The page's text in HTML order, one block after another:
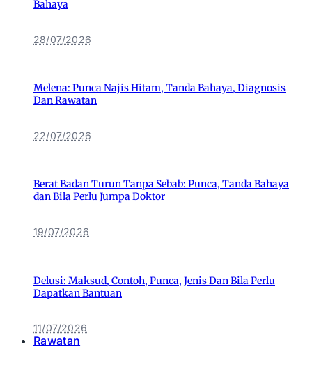
Bahaya
28/07/2026
Melena: Punca Najis Hitam, Tanda Bahaya, Diagnosis
Dan Rawatan
22/07/2026
Berat Badan Turun Tanpa Sebab: Punca, Tanda Bahaya
dan Bila Perlu Jumpa Doktor
19/07/2026
Delusi: Maksud, Contoh, Punca, Jenis Dan Bila Perlu
Dapatkan Bantuan
11/07/2026
Rawatan